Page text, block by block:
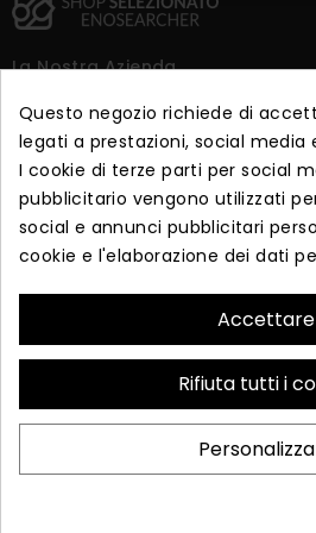
La Nostra Azienda
Dicono Di Noi
Iscriviti alla newsletter
Iscriviti per ricevere offerte
© 2026 - Realizzato da Essea s.r.l.
Questo negozio richiede di
legati a prestazioni, social media
I cookie di terze parti per social
pubblicitario vengono utilizzati
social e annunci pubblicitari
cookie e l'elaborazione dei dati
Accettare
Rifiuta tutti i